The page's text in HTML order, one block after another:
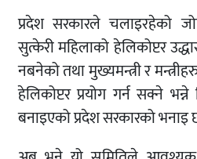
प्रदेश सरकारले चलाइरहेको
सुत्केरी महिलाको हेलिकोप्टर
नबनेको तथा मुख्यमन्त्री र
हेलिकोप्टर प्रयोग गर्न सक्ने
बनाइएको प्रदेश सरकारको भनाइ